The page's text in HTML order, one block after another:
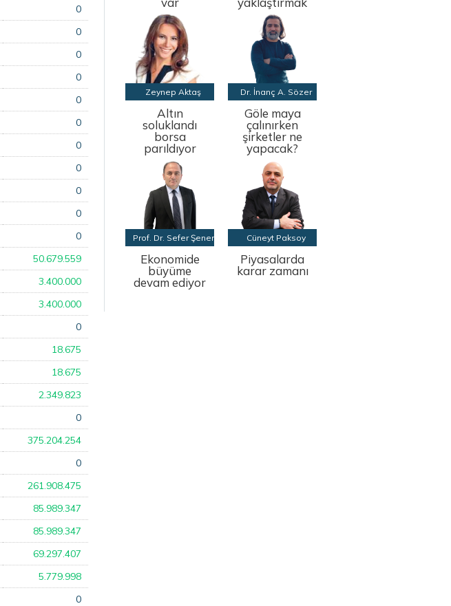
0
0
0
0
0
0
0
0
0
0
0
50.679.559
3.400.000
3.400.000
0
18.675
18.675
2.349.823
0
375.204.254
0
261.908.475
85.989.347
85.989.347
69.297.407
5.779.998
0
Zeynep Aktaş
Altın
soluklandı
borsa
parıldıyor
Dr. İnanç A. Sözer
Göle maya
çalınırken
şirketler ne
yapacak?
Prof. Dr. Sefer Şener
Ekonomide
büyüme
devam ediyor
Cüneyt Paksoy
Piyasalarda
karar zamanı